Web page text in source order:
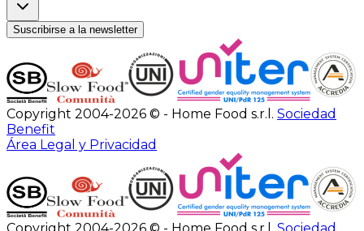
Suscribirse a la newsletter
Copyright 2004-2026 © - Home Food s.r.l. Sociedad
Benefit
Área Legal y Privacidad